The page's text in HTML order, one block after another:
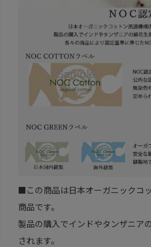
■この商品は日本オーガニックコ
商品です。
製品の購入でインドやタンザニア
されます。